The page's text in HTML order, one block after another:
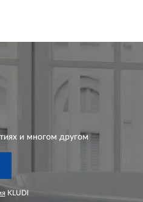
и многом другом
KLUDI